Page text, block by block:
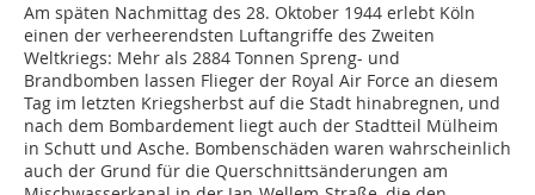
Am späten Nachmittag des 28. Oktober 1944 erlebt Köln
einen der verheerendsten Luftangriffe des Zweiten
Weltkriegs: Mehr als 2884 Tonnen Spreng- und
Brandbomben lassen Flieger der Royal Air Force an diesem
Tag im letzten Kriegsherbst auf die Stadt hinabregnen, und
nach dem Bombardement liegt auch der Stadtteil Mülheim
in Schutt und Asche. Bombenschäden waren wahrscheinlich
auch der Grund für die Querschnittsänderungen am